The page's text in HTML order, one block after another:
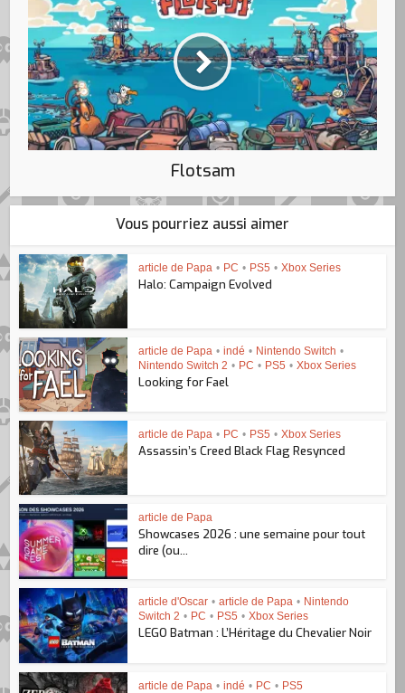
Flotsam
Vous pourriez aussi aimer
article de Papa • PC • PS5 • Xbox Series
Halo: Campaign Evolved
article de Papa • indé • Nintendo Switch •
Nintendo Switch 2 • PC • PS5 • Xbox Series
Looking for Fael
article de Papa • PC • PS5 • Xbox Series
Assassin’s Creed Black Flag Resynced
article de Papa
Showcases 2026 : une semaine pour tout
dire (ou...
article d'Oscar • article de Papa • Nintendo
Switch 2 • PC • PS5 • Xbox Series
LEGO Batman : L’Héritage du Chevalier Noir
article de Papa • indé • PC • PS5